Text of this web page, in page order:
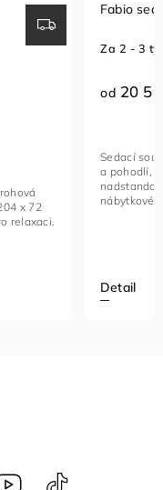
luxusu
a multifunkční
Za
od
YouTube